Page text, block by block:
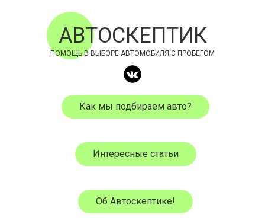
АВТОСКЕПТИК
ПОМОЩЬ В ВЫБОРЕ АВТОМОБИЛЯ С ПРОБЕГОМ
Как мы подбираем авто?
Интересные статьи
Об Автоскептике!